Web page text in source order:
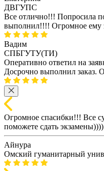
ДВГУПС
Все отлично!!! Попросила
выполнил!!!! Огромное ему
Вадим
СПБГУТУ(ТИ)
Оперативно ответил на
Досрочно выполнил заказ.
Огромное спасибки!!! Все
поможете сдать экзамены))))
Айнура
Омский гуманитарный